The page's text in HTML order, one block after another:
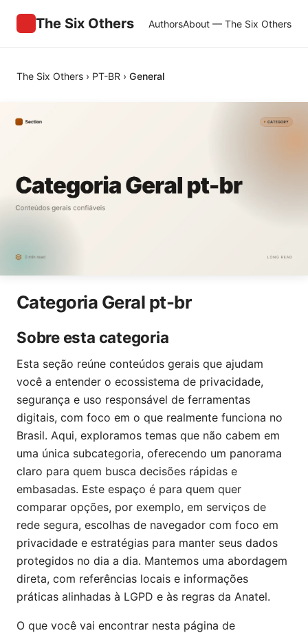
The Six Others AuthorsAbout — The Six Others
The Six Others › PT-BR › General
Categoria Geral pt-br
Sobre esta categoria
Esta seção reúne conteúdos gerais que ajudam
você a entender o ecossistema de privacidade,
segurança e uso responsável de ferramentas
digitais, com foco em o que realmente funciona no
Brasil. Aqui, exploramos temas que não cabem em
uma única subcategoria, oferecendo um panorama
claro para quem busca decisões rápidas e
embasadas. Este espaço é para quem quer
comparar opções, por exemplo, em serviços de
rede segura, escolhas de navegador com foco em
privacidade e estratégias para manter seus dados
protegidos no dia a dia. Mantemos uma abordagem
direta, com referências locais e informações
práticas alinhadas à LGPD e às regras da Anatel.
O que você vai encontrar nesta página de